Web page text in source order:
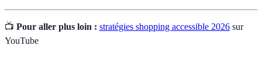
📺 Pour aller plus loin : stratégies shopping accessible 2026 sur
YouTube